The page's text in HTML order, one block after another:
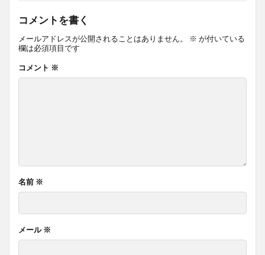
コメントを書く
メールアドレスが公開されることはありません。 ※ が付いている
欄は必須項目です
コメント ※
名前 ※
メール ※